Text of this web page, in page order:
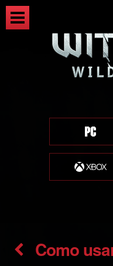
Como usar a progressão